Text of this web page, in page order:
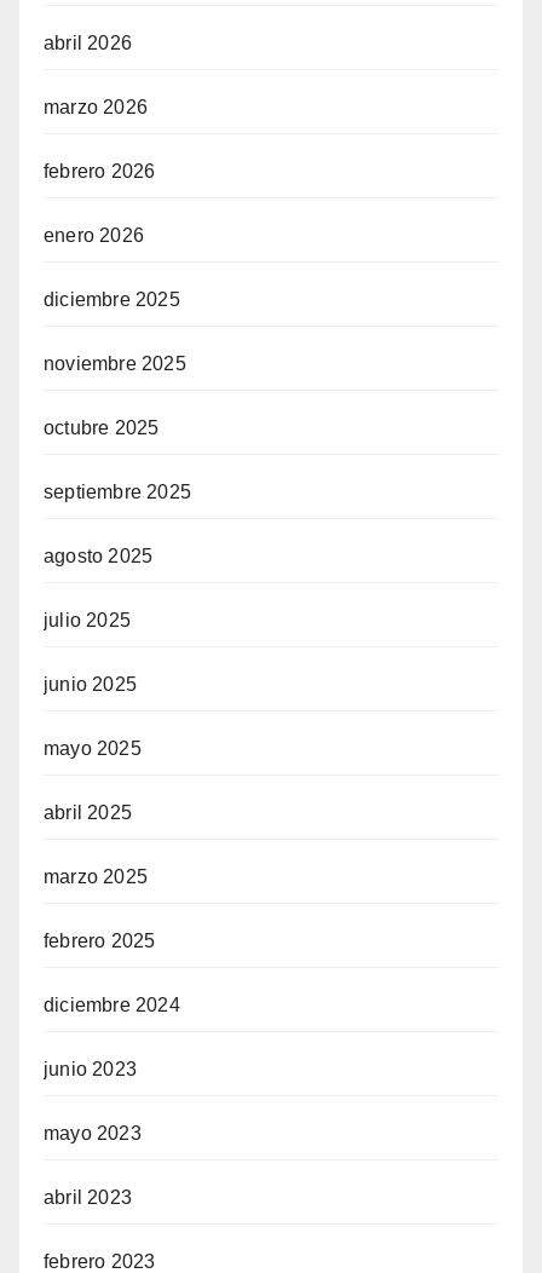
abril 2026
marzo 2026
febrero 2026
enero 2026
diciembre 2025
noviembre 2025
octubre 2025
septiembre 2025
agosto 2025
julio 2025
junio 2025
mayo 2025
abril 2025
marzo 2025
febrero 2025
diciembre 2024
junio 2023
mayo 2023
abril 2023
febrero 2023